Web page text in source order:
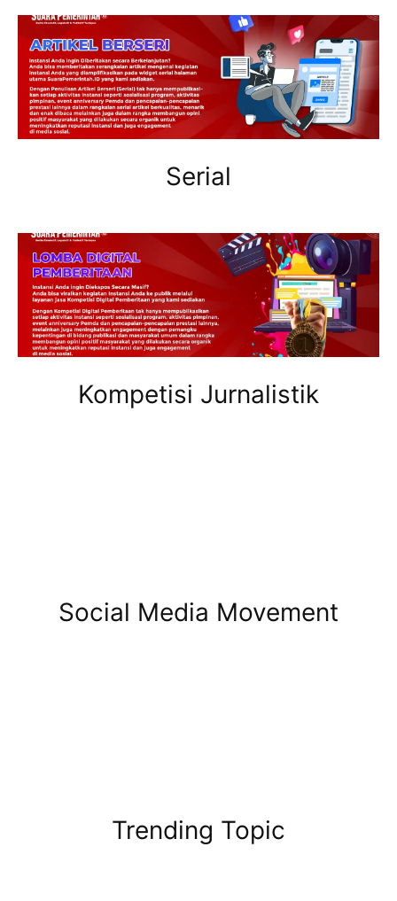
Serial
Kompetisi Jurnalistik
Social Media Movement
Trending Topic